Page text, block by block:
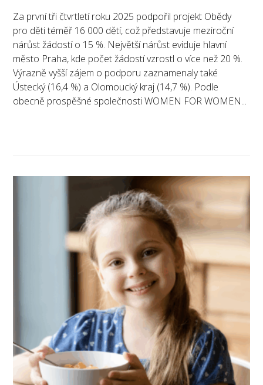
Za první tři čtvrtletí roku 2025 podpořil projekt Obědy
pro děti téměř 16 000 dětí, což představuje meziroční
nárůst žádostí o 15 %. Největší nárůst eviduje hlavní
město Praha, kde počet žádostí vzrostl o více než 20 %.
Výrazně vyšší zájem o podporu zaznamenaly také
Ústecký (16,4 %) a Olomoucký kraj (14,7 %). Podle
obecně prospěšné společnosti WOMEN FOR WOMEN...